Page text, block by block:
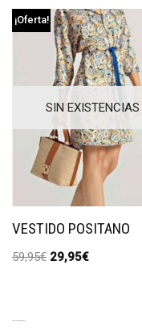
SIN EXISTENCIAS
¡Oferta!
VESTIDO POSITANO
59,95€ 29,95€